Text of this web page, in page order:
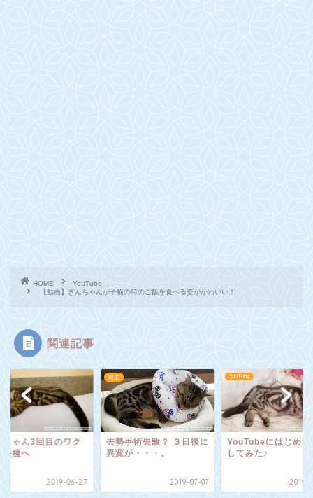
HOME
YouTube
【動画】ぎんちゃんが子猫の時のご飯を食べる姿がかわいい！
関連記事
ちゃん3回目のワク
接種へ
2019-06-27
銀太
去勢手術失敗？ ３日後に
異変が・・・。
2019-07-07
YouTube
YouTubeにはじめて
してみた♪
2019-